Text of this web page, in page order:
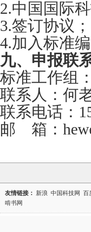
2.中国国际
3.签订协议；
4.加入标准编
九、申报联
标准工作组
联系人：何
联系电话：
邮 箱：
友情链接： 新浪 中国科技网 百
啃书网